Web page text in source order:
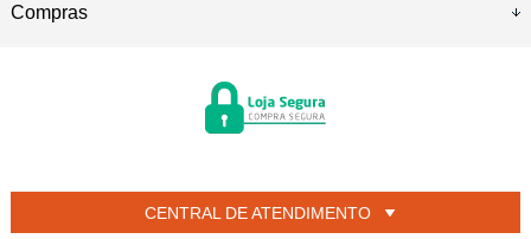
Compras
CENTRAL DE ATENDIMENTO